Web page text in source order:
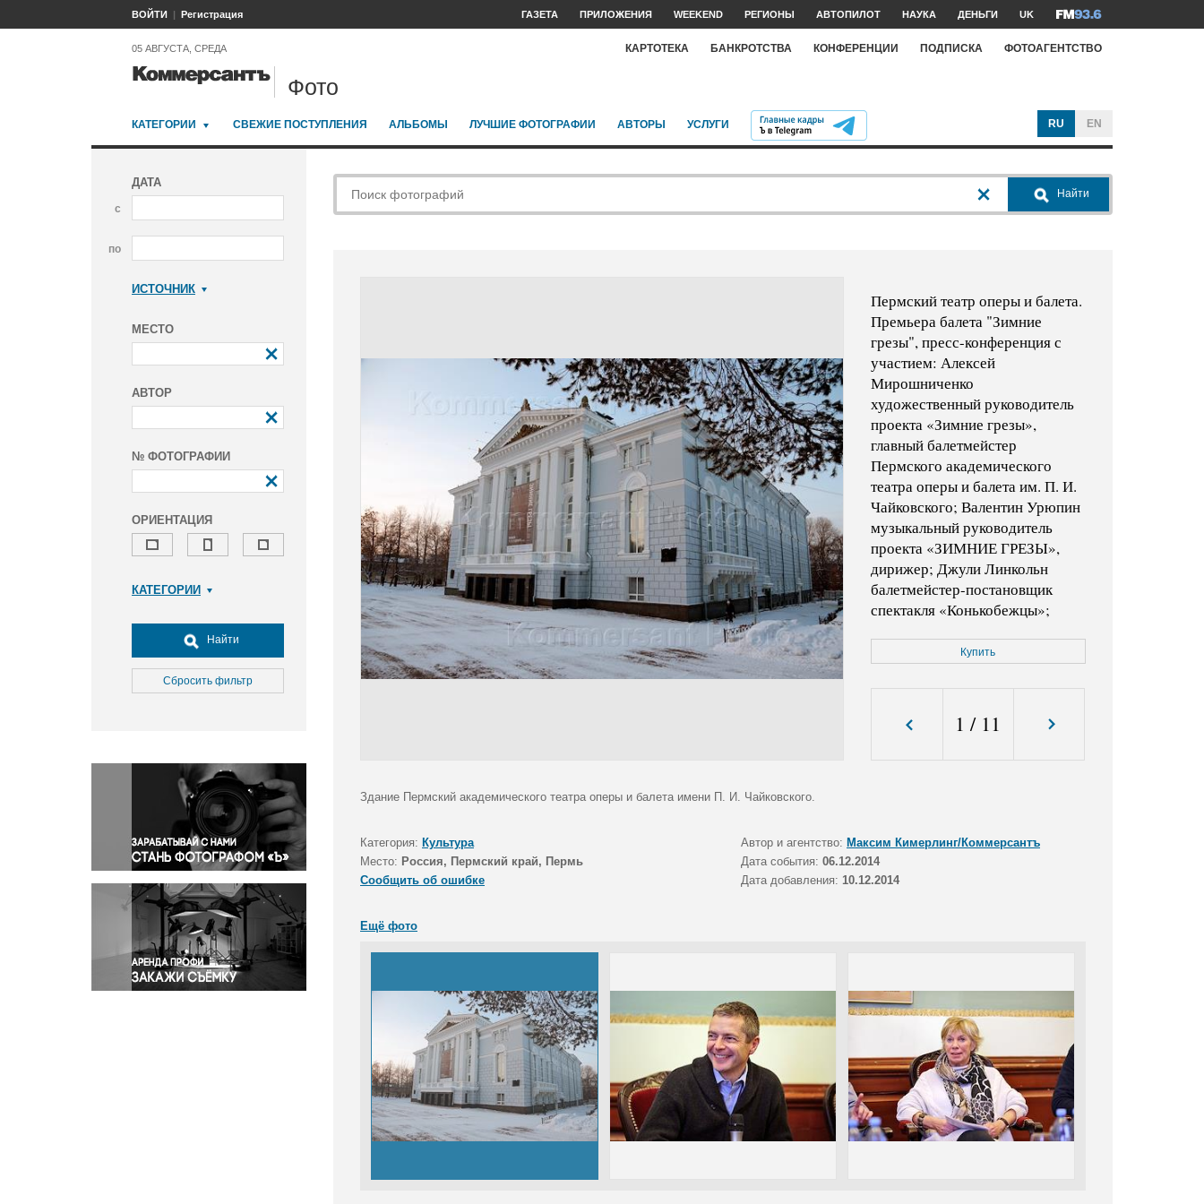
ВОЙТИ Регистрация ГАЗЕТА ПРИЛОЖЕНИЯ WEEKEND РЕГИОНЫ АВТОПИЛОТ НАУКА ДЕНЬГИ UK
05 АВГУСТА, СРЕДА КАРТОТЕКА БАНКРОТСТВА КОНФЕРЕНЦИИ ПОДПИСКА ФОТОАГЕНТСТВО
Фото
КАТЕГОРИИ СВЕЖИЕ ПОСТУПЛЕНИЯ АЛЬБОМЫ ЛУЧШИЕ ФОТОГРАФИИ АВТОРЫ УСЛУГИ RU EN
ДАТА
с
по
ИСТОЧНИК
МЕСТО
АВТОР
№ ФОТОГРАФИИ
ОРИЕНТАЦИЯ
КАТЕГОРИИ
Досуг, туризм и отдых
Культура
Медицина
Окружающая среда
Политика
Правосудие
Происшествия и конфликты
Религия
Светская жизнь
Спорт
Экология
Экономика и бизнес
Найти
Сбросить фильтр
Найти
Пермский театр оперы и балета.
Премьера балета "Зимние
грезы", пресс-конференция с
участием: Алексей
Мирошниченко
художественный руководитель
проекта «Зимние грезы»,
главный балетмейстер
Пермского академического
театра оперы и балета им. П. И.
Чайковского; Валентин Урюпин
музыкальный руководитель
проекта «ЗИМНИЕ ГРЕЗЫ»,
дирижер; Джули Линкольн
балетмейстер-постановщик
спектакля «Конькобежцы»;
сценограф спектакля «Когда
спектакля «Зимние грезы»;
Андрей Клепиков вице-
Формат файла: jpg
Размер файла (Мбайт):
Размер фото (пикс.):
Купить
1 / 11
Здание Пермский академического театра оперы и балета имени П. И. Чайковского.
Категория: Культура Автор и агентство: Максим Кимерлинг/Коммерсантъ
Место: Россия, Пермский край, Пермь Дата события: 06.12.2014
Сообщить об ошибке
Дата добавления: 10.12.2014
Ещё фото